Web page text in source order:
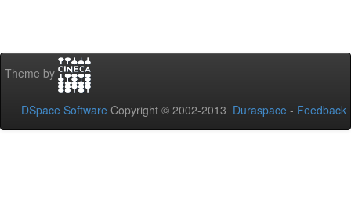
Theme by
DSpace Software Copyright © 2002-2013 Duraspace - Feedback